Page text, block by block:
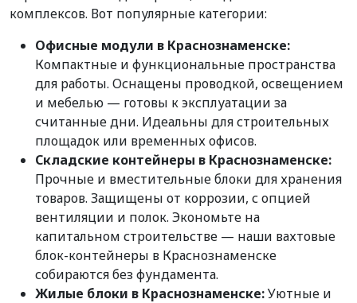
комплексов. Вот популярные категории:
Офисные модули в Краснознаменске:
Компактные и функциональные пространства
для работы. Оснащены проводкой, освещением
и мебелью — готовы к эксплуатации за
считанные дни. Идеальны для строительных
площадок или временных офисов.
Складские контейнеры в Краснознаменске:
Прочные и вместительные блоки для хранения
товаров. Защищены от коррозии, с опцией
вентиляции и полок. Экономьте на
капитальном строительстве — наши вахтовые
блок-контейнеры в Краснознаменске
собираются без фундамента.
Жилые блоки в Краснознаменске:Уютные и